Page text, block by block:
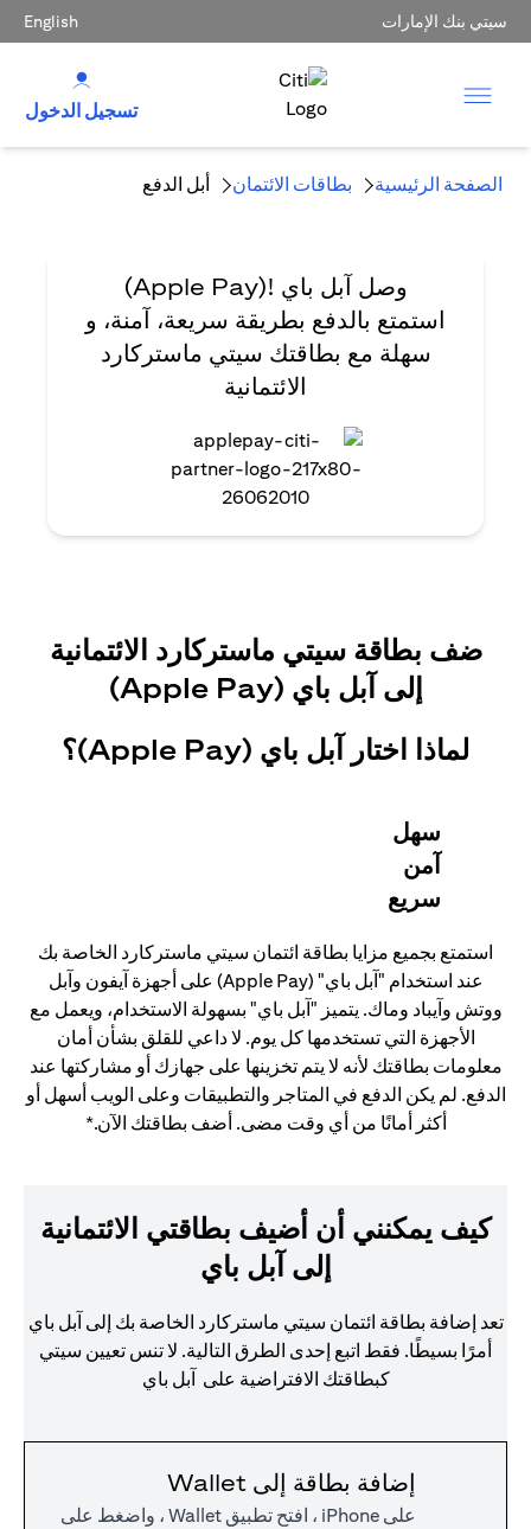
سيتي بنك الإمارات English
تسجيل الدخول
الصفحة الرئيسية بطاقات الائتمان أبل الدفع
وصل آبل باي !(Apple Pay)
استمتع بالدفع بطريقة سريعة، آمنة، و
سهلة مع بطاقتك سيتي ماستركارد
الائتمانية
ضف بطاقة سيتي ماستركارد الائتمانية
إلى آبل باي (Apple Pay)
لماذا اختار آبل باي (Apple Pay)؟
سهل
آمن
سريع
استمتع بجميع مزايا بطاقة ائتمان سيتي ماستركارد الخاصة بك
عند استخدام "آبل باي" (Apple Pay) على أجهزة آيفون وآبل
ووتش وآيباد وماك. يتميز "آبل باي" بسهولة الاستخدام، ويعمل مع
الأجهزة التي تستخدمها كل يوم. لا داعي للقلق بشأن أمان
معلومات بطاقتك لأنه لا يتم تخزينها على جهازك أو مشاركتها عند
الدفع. لم يكن الدفع في المتاجر والتطبيقات وعلى الويب أسهل أو
أكثر أمانًا من أي وقت مضى. أضف بطاقتك الآن.*
كيف يمكنني أن أضيف بطاقتي الائتمانية
إلى آبل باي
تعد إضافة بطاقة ائتمان سيتي ماستركارد الخاصة بك إلى آبل باي
أمرًا بسيطًا. فقط اتبع إحدى الطرق التالية. لا تنس تعيين سيتي
كبطاقتك الافتراضية على آبل باي
إضافة بطاقة إلى Wallet
على iPhone ، افتح تطبيق Wallet ، واضغط على